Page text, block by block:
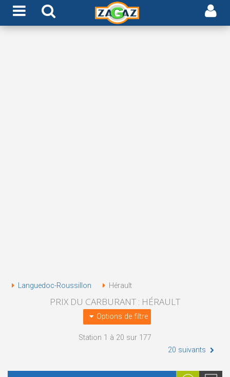
Languedoc-Roussillon Hérault
PRIX DU CARBURANT : HÉRAULT
Options de filtre
Station 1 à 20 sur 177
20 suivants